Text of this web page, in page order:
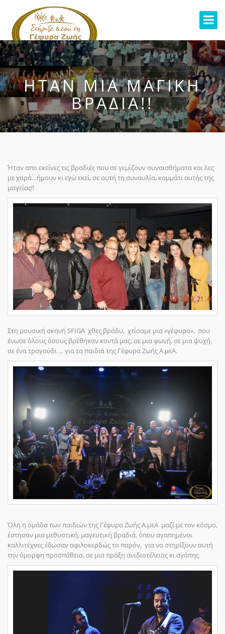
ΉΤΑΝ ΜΙΑ ΜΑΓΙΚΉ
ΒΡΑΔΙΆ!!
Ήταν απο εκείνες τις βραδιές που σε γεμίζουν συναισθήματα και λες
με χαρά…ήμουν κι εγώ εκεί, σε αυτή τη συναυλία, κομμάτι αυτής της
μαγείας!!
Στη μουσική σκηνή SFIGA χθες βράδυ, χτίσαμε μια «γέφυρα», που
ένωσε όλους όσους βρέθηκαν κοντά μας, σε μια φωνή, σε μια ψυχή,
σε ένα τραγούδι … για τα παιδιά της Γέφυρα Ζωής Α.μεΑ.
Όλη η ομάδα των παιδιών της Γέφυρα Ζωής Α.μεΑ μαζί με τον κόσμο,
έστησαν μια μεθυστική, μαγευτική βραδιά, όπου αγαπημένοι
καλλιτέχνες έδωσαν αφιλοκερδώς το παρόν, για να στηρίξουν αυτή
την όμορφη προσπάθεια, σε μια πράξη ανιδιοτέλειας κι αγάπης.